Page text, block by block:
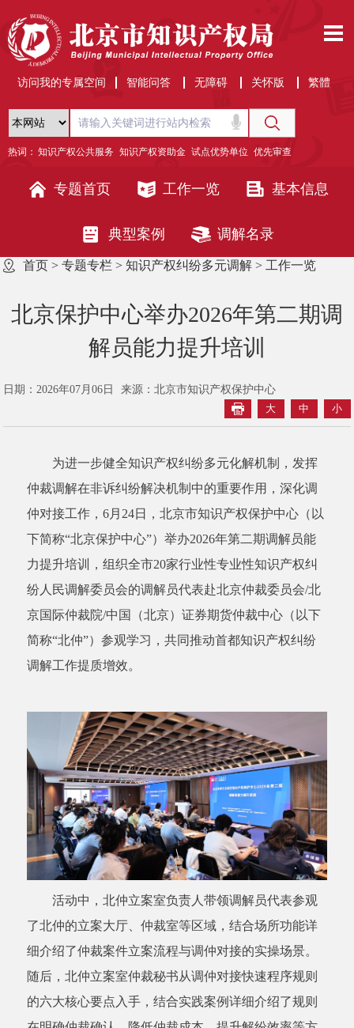
访问我的专属空间 智能问答 无障碍 关怀版 繁體
热词： 知识产权公共服务 知识产权资助金 试点优势单位 优先审查
专题首页 工作一览 基本信息
典型案例 调解名录
首页 >专题专栏 >知识产权纠纷多元调解 > 工作一览
北京保护中心举办2026年第二期调
解员能力提升培训
日期：2026年07月06日
来源：北京市知识产权保护中心
大
中 小
为进一步健全知识产权纠纷多元化解机制，发挥
仲裁调解在非诉纠纷解决机制中的重要作用，深化调
仲对接工作，6月24日，北京市知识产权保护中心（以
下简称“北京保护中心”）举办2026年第二期调解员能
力提升培训，组织全市20家行业性专业性知识产权纠
纷人民调解委员会的调解员代表赴北京仲裁委员会/北
京国际仲裁院/中国（北京）证券期货仲裁中心（以下
简称“北仲”）参观学习，共同推动首都知识产权纠纷
调解工作提质增效。
活动中，北仲立案室负责人带领调解员代表参观
了北仲的立案大厅、仲裁室等区域，结合场所功能详
细介绍了仲裁案件立案流程与调仲对接的实操场景。
随后，北仲立案室仲裁秘书从调仲对接快速程序规则
的六大核心要点入手，结合实践案例详细介绍了规则